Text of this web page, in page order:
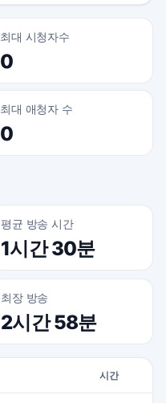
최대 시청자수
0
최대 애청자 수
0
평균 방송 시간
1시간 30분
최장 방송
2시간 58분
시간